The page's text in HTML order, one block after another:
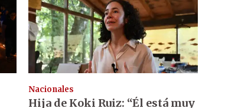
Nacionales
Hija de Koki Ruiz: “Él está muy